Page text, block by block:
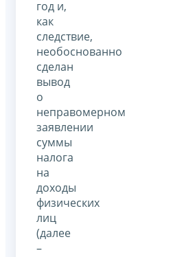
год и,
как
следствие,
необоснованно
сделан
вывод
о
неправомерном
заявлении
суммы
налога
на
доходы
физических
лиц
(далее
–